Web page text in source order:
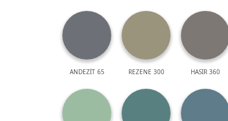
ANDEZİT 65 REZENE 300 HASIR 360